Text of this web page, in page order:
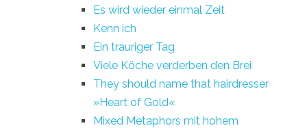
Es wird wieder einmal Zeit
Kenn ich
Ein trauriger Tag
Viele Köche verderben den Brei
They should name that hairdresser
»Heart of Gold«
Mixed Metaphors mit hohem